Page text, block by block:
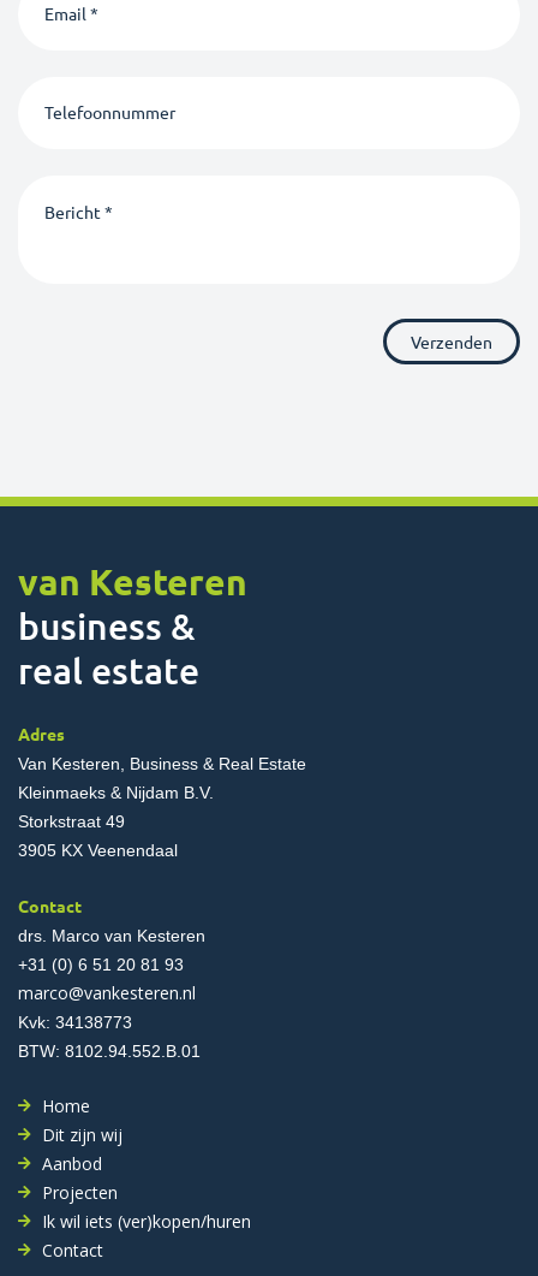
van Kesteren
business &
real estate
Adres
Van Kesteren, Business & Real Estate
Kleinmaeks & Nijdam B.V.
Storkstraat 49
3905 KX Veenendaal
Contact
drs. Marco van Kesteren
+31 (0) 6 51 20 81 93
marco@vankesteren.nl
Kvk: 34138773
BTW: 8102.94.552.B.01
Home
Dit zijn wij
Aanbod
Projecten
Ik wil iets (ver)kopen/huren
Contact